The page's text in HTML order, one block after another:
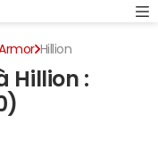
Hillion
Hillion :